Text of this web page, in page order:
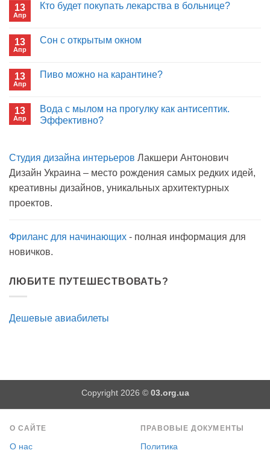
Почему
13
Апр
Кто будет покупать лекарства в больнице?
Кто
в
13
Апр
Сон с открытым окном
Сон
13
Апр
Пиво можно на карантине?
Пиво
можно
13
Апр
Вода с мылом на прогулку как антисептик.
Эффективно?
Вода
мылом
прогулку
антисептик.
Студия дизайна интерьеров Лакшери Антонович
Дизайн Украина – место рождения самых редких идей,
креативны дизайнов, уникальных архитектурных
проектов.
Фриланс для начинающих - полная информация для
новичков.
ЛЮБИТЕ ПУТЕШЕСТВОВАТЬ?
Дешевые авиабилеты
Copyright 2026 © 03.org.ua
О САЙТЕ
О нас
ПРАВОВЫЕ ДОКУМЕНТЫ
Политика